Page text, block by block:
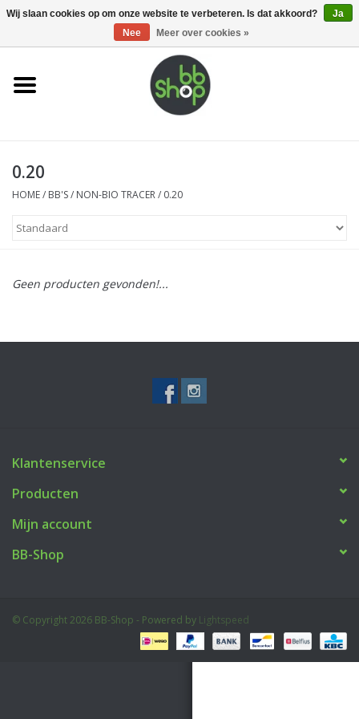
0 Artikelen - €0,00
Home
Supplies
0.20
HOME/ BB'S/ NON-BIO TRACER/ 0.20
Geen producten gevonden!...
Klantenservice
Producten
Mijn account
BB-Shop
© Copyright 2026 BB-Shop - Powered by Lightspeed
Wij slaan cookies op om onze website te verbeteren. Is dat akkoord?
Ja
Nee
Meer over cookies »